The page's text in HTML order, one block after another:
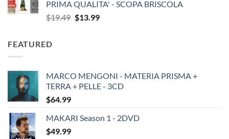
PRIMA QUALITA' - SCOPA BRISCOLA
$19.49 Original
$13.99Current
FEATURED
MARCO MENGONI - MATERIA PRISMA +
TERRA + PELLE - 3CD
$64.99
MAKARI Season 1 - 2DVD
$49.99